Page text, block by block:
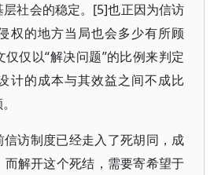
社会的稳定。[5]也正因为信访
权的地方当局也会多少有所顾
仅以“解决问题”的比例来判定
计的成本与其效益之间不成比
访制度已经走入了死胡同，成
解开这个死结，需要寄希望于